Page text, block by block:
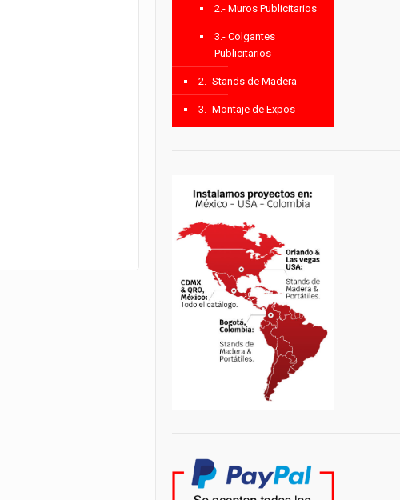
2.- Muros Publicitarios
3.- Colgantes
Publicitarios
2.- Stands de Madera
3.- Montaje de Expos